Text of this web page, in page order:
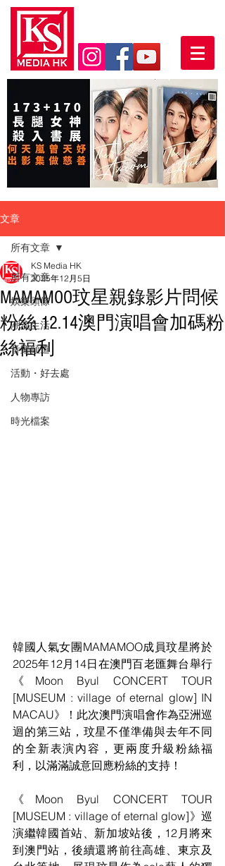
文章
所有文章
娛樂頭條
潮流生活
音樂頻道
活動・好去處
人物專訪
時光檔案
所有文章
MAMAMOO玟星親錄影片問候
粉絲 12.14澳門演唱會加碼粉
絲福利
KS Media HK
2025年12月5日
韓國人氣女團MAMAMOO成員玟星將於
2025年12月14日在澳門百老匯舞台舉行
《Moon Byul CONCERT TOUR
[MUSEUM : village of eternal glow] IN
MACAU》！此次澳門演唱會作為亞洲巡
迴的第三站，玟星不僅準備與去年不同
的全新表演內容，更兩度升級粉絲福
利，以滿滿誠意回應粉絲的支持！
《Moon Byul CONCERT TOUR
[MUSEUM : village of eternal glow]》巡
演繼韓國首站、新加坡站後，12月將來
到澳門站，後續還將前往高雄、東京及